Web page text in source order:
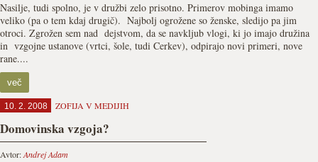
Nasilje, tudi spolno, je v družbi zelo prisotno. Primerov mobinga imamo
veliko (pa o tem kdaj drugič). Najbolj ogrožene so ženske, sledijo pa jim
otroci. Zgrožen sem nad dejstvom, da se navkljub vlogi, ki jo imajo družina
in vzgojne ustanove (vrtci, šole, tudi Cerkev), odpirajo novi primeri, nove
rane....
več
10. 2. 2008 ZOFIJA V MEDIJIH
Domovinska vzgoja?
Avtor:Andrej Adam